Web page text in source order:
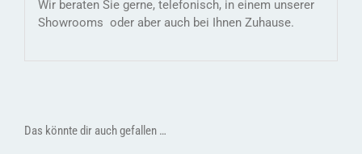
Wir beraten Sie gerne, telefonisch, in einem unserer
Showrooms oder aber auch bei Ihnen Zuhause.
Das könnte dir auch gefallen …